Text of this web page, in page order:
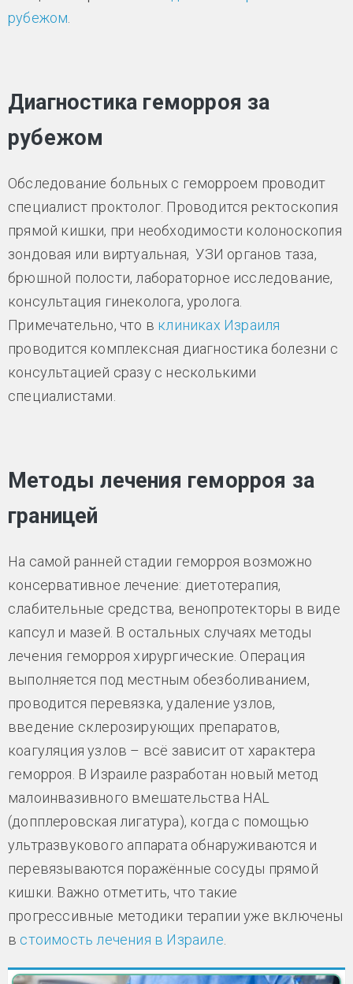
рубежом
Диагностика геморроя за
рубежом
Обследование больных с геморроем проводит
специалист проктолог. Проводится ректоскопия
прямой кишки, при необходимости колоноскопия
зондовая или виртуальная, УЗИ органов таза,
брюшной полости, лабораторное исследование,
консультация гинеколога, уролога.
Примечательно, что в клиниках Израиля
проводится комплексная диагностика болезни с
консультацией сразу с несколькими
специалистами.
Методы лечения геморроя за
границей
На самой ранней стадии геморроя возможно
консервативное лечение: диетотерапия,
слабительные средства, венопротекторы в виде
капсул и мазей. В остальных случаях методы
лечения геморроя хирургические. Операция
выполняется под местным обезболиванием,
проводится перевязка, удаление узлов,
введение склерозирующих препаратов,
коагуляция узлов – всё зависит от характера
геморроя. В Израиле разработан новый метод
малоинвазивного вмешательства HAL
(допплеровская лигатура), когда с помощью
ультразвукового аппарата обнаруживаются и
перевязываются поражённые сосуды прямой
кишки. Важно отметить, что такие
прогрессивные методики терапии уже включены
в стоимость лечения в Израиле